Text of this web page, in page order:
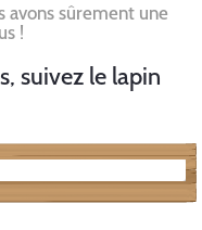
avons sûrement une
!
suivez le lapin